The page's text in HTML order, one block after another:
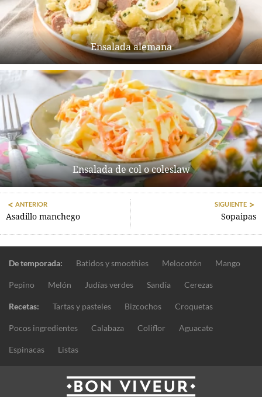
Ensalada alemana
Ensalada de col o coleslaw
ANTERIOR
Asadillo manchego
SIGUIENTE
Sopaipas
De temporada: Batidos y smoothies Melocotón Mango
Pepino Melón Judías verdes Sandía Cerezas
Recetas: Tartas y pasteles Bizcochos Croquetas
Pocos ingredientes Calabaza Coliflor Aguacate
Espinacas Listas